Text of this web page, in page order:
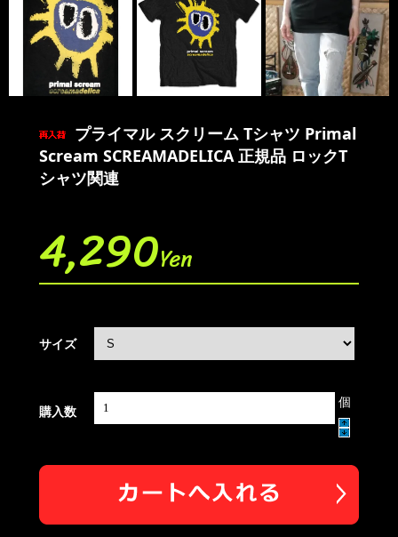
プライマル スクリーム Tシャツ Primal
Scream SCREAMADELICA 正規品 ロックT
シャツ関連
4,290Yen
サイズ
購入数
個